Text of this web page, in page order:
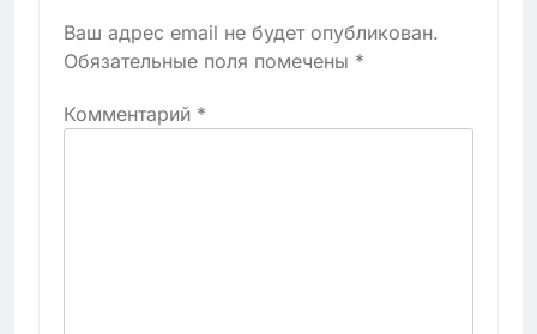
Ваш адрес email не будет опубликован.
Обязательные поля помечены *
Комментарий *